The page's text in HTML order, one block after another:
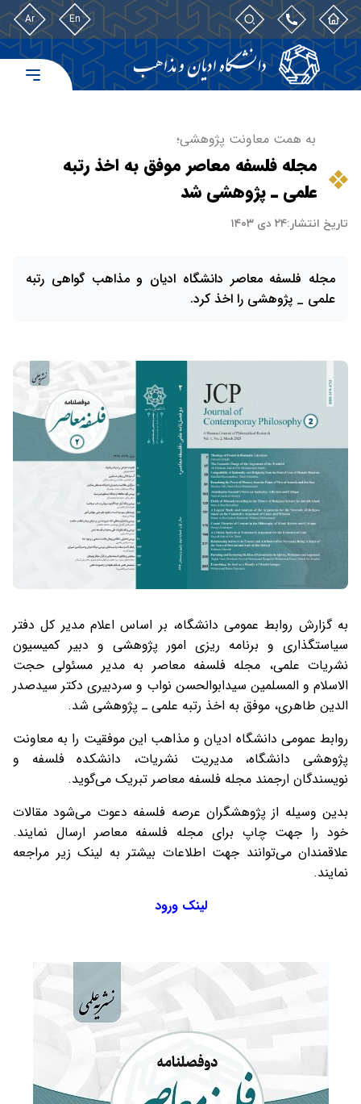
En
Ar
به همت معاونت پژوهشی؛
مجله فلسفه معاصر موفق به اخذ رتبه
علمی ـ پژوهشی شد
تاریخ انتشار:۲۴ دی ۱۴۰۳
مجله فلسفه معاصر دانشگاه ادیان و مذاهب گواهی رتبه
علمی _ پژوهشی را اخذ کرد.
به گزارش روابط عمومی دانشگاه، بر اساس اعلام مدیر کل دفتر
سیاستگذاری و برنامه ریزی امور پژوهشی و دبیر کمیسیون
نشریات علمی، مجله فلسفه معاصر به مدیر مسئولی حجت
الاسلام و المسلمین سیدابوالحسن نواب و سردبیری دکتر سیدصدر
الدین طاهری، موفق به اخذ رتبه علمی ـ پژوهشی شد.
روابط عمومی دانشگاه ادیان و مذاهب این موفقیت را به معاونت
پژوهشی دانشگاه، مدیریت نشریات، دانشکده فلسفه و
نویسندگان ارجمند مجله فلسفه معاصر تبریک می‌گوید.
بدین وسیله از پژوهشگران عرصه فلسفه دعوت می‌شود مقالات
خود را جهت چاپ برای مجله فلسفه معاصر ارسال نمایند.
علاقمندان می‌توانند جهت اطلاعات بیشتر به لینک زیر مراجعه
نمایند.
لینک ورود